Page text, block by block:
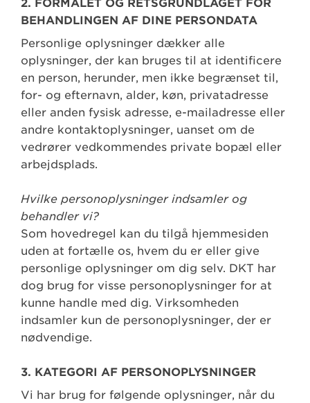
2. FORMÅLET OG RETSGRUNDLAGET FOR
BEHANDLINGEN AF DINE PERSONDATA
Personlige oplysninger dækker alle
oplysninger, der kan bruges til at identificere
en person, herunder, men ikke begrænset til,
for- og efternavn, alder, køn, privatadresse
eller anden fysisk adresse, e-mailadresse eller
andre kontaktoplysninger, uanset om de
vedrører vedkommendes private bopæl eller
arbejdsplads.
Hvilke personoplysninger indsamler og
behandler vi?
Som hovedregel kan du tilgå hjemmesiden
uden at fortælle os, hvem du er eller give
personlige oplysninger om dig selv. DKT har
dog brug for visse personoplysninger for at
kunne handle med dig. Virksomheden
indsamler kun de personoplysninger, der er
nødvendige.
3. KATEGORI AF PERSONOPLYSNINGER
Vi har brug for følgende oplysninger, når du